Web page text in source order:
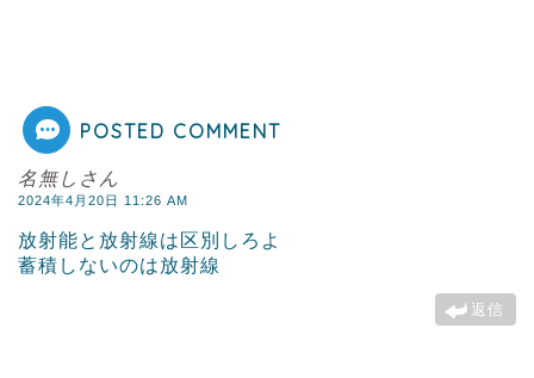
POSTED COMMENT
名無しさん
2024年4月20日 11:26 AM
放射能と放射線は区別しろよ
蓄積しないのは放射線
返信